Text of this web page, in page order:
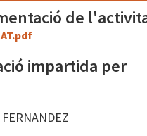
de
impartida per